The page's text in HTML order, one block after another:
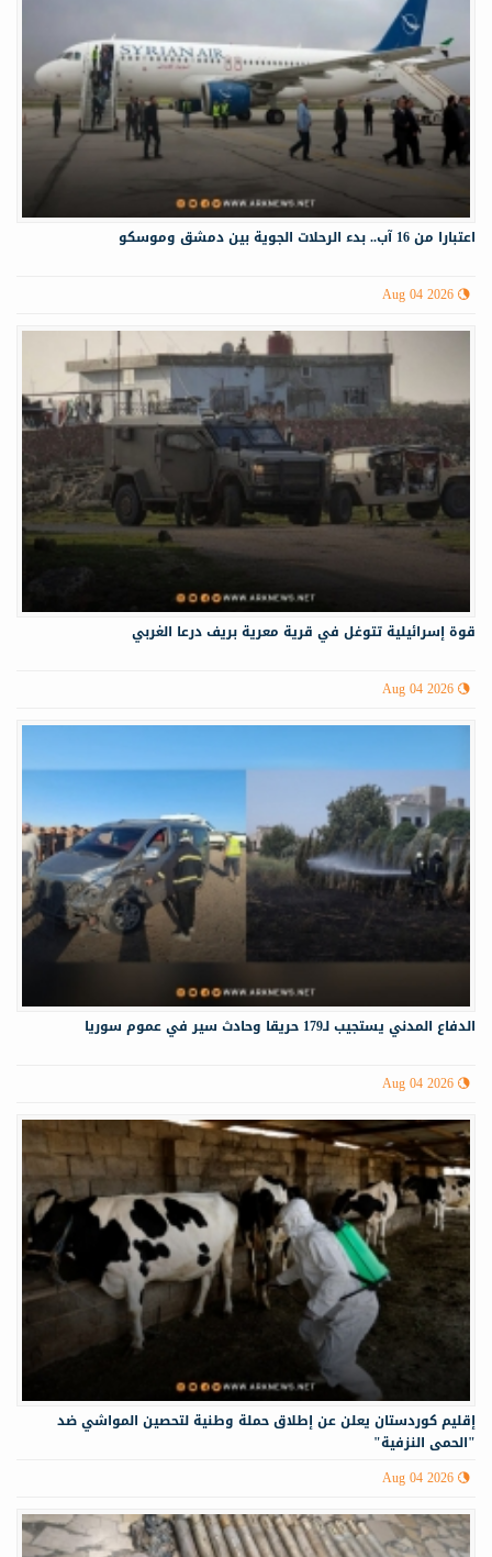
اعتبارا من 16 آب.. بدء الرحلات الجوية بين دمشق وموسكو
Aug 04 2026
قوة إسرائيلية تتوغل في قرية معرية بريف درعا الغربي
Aug 04 2026
الدفاع المدني يستجيب لـ179 حريقا وحادث سير في عموم سوريا
Aug 04 2026
إقليم كوردستان يعلن عن إطلاق حملة وطنية لتحصين المواشي ضد
"الحمى النزفية"
Aug 04 2026